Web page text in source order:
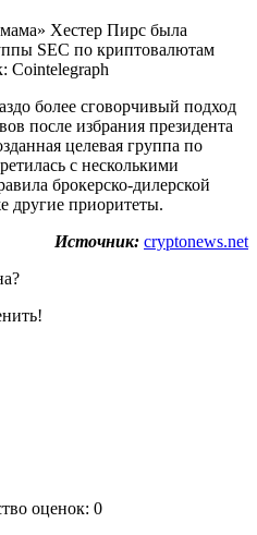
Хестер Пирс была
SEC по криптовалютам
Cointelegraph
более сговорчивый подход
после избрания президента
целевая группа по
с несколькими
брокерско-дилерской
другие приоритеты.
Источник: cryptonews.net
оценок: 0